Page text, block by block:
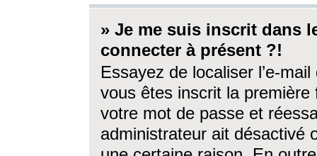
» Je me suis inscrit dans
connecter à présent ?!
Essayez de localiser l’e-
vous êtes inscrit la première
votre mot de passe et
administrateur ait désactivé